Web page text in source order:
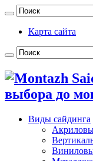
Карта сайта
выбора до
Виды сайдинга